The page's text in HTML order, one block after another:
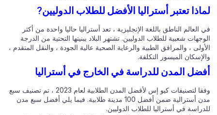
تعتبر أستراليا الأفضل للطلاب الدوليين?
العالم الناطق باللغة الإنجليزية ، تعد أستراليا حاليا واحدة من أكثر
شعبية للطلاب الدوليين. تشتهر البلاد ببنيتها التحتية من الدرجة
، والمرافق الطبية والرعاية الصحية عالية الجودة ، والنقل المتقدم ،
الميسور التكلفة.
المدن للدراسة في الخارج في أستراليا
وفقا لتصنيفات كيو إس لأفضل المدن الطلابية لعام 2023 ، تم تصنيف سبع
مدن أسترالية ضمن أفضل 100 مدينة طلابية. فيما يلي أفضل سبع مدن
في أستراليا للطلاب الدوليين.